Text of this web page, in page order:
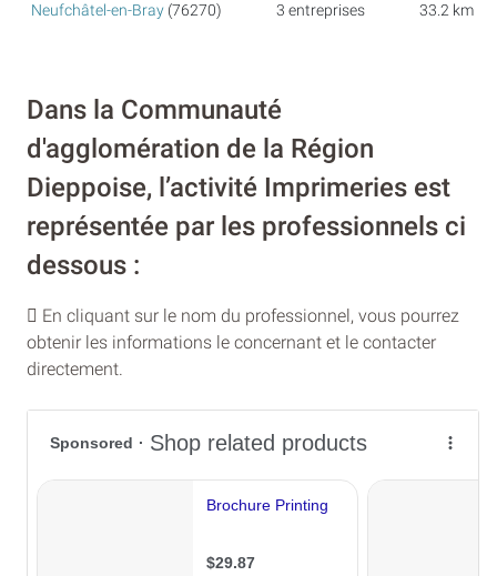
Neufchâtel-en-Bray (76270) 3 entreprises 33.2 km
Dans la Communauté
d'agglomération de la Région
Dieppoise, l’activité Imprimeries est
représentée par les professionnels ci
dessous :
En cliquant sur le nom du professionnel, vous pourrez
obtenir les informations le concernant et le contacter
directement.